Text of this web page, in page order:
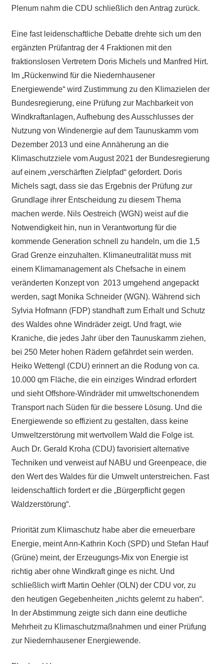
Plenum nahm die CDU schließlich den Antrag zurück.
Eine fast leidenschaftliche Debatte drehte sich um den
ergänzten Prüfantrag der 4 Fraktionen mit den
fraktionslosen Vertretern Doris Michels und Manfred Hirt.
Im „Rückenwind für die Niedernhausener
Energiewende“ wird Zustimmung zu den Klimazielen der
Bundesregierung, eine Prüfung zur Machbarkeit von
Windkraftanlagen, Aufhebung des Ausschlusses der
Nutzung von Windenergie auf dem Taunuskamm vom
Dezember 2013 und eine Annäherung an die
Klimaschutzziele vom August 2021 der Bundesregierung
auf einem „verschärften Zielpfad“ gefordert. Doris
Michels sagt, dass sie das Ergebnis der Prüfung zur
Grundlage ihrer Entscheidung zu diesem Thema
machen werde. Nils Oestreich (WGN) weist auf die
Notwendigkeit hin, nun in Verantwortung für die
kommende Generation schnell zu handeln, um die 1,5
Grad Grenze einzuhalten. Klimaneutralität muss mit
einem Klimamanagement als Chefsache in einem
veränderten Konzept von 2013 umgehend angepackt
werden, sagt Monika Schneider (WGN). Während sich
Sylvia Hofmann (FDP) standhaft zum Erhalt und Schutz
des Waldes ohne Windräder zeigt. Und fragt, wie
Kraniche, die jedes Jahr über den Taunuskamm ziehen,
bei 250 Meter hohen Rädern gefährdet sein werden.
Heiko Wettengl (CDU) erinnert an die Rodung von ca.
10.000 qm Fläche, die ein einziges Windrad erfordert
und sieht Offshore-Windräder mit umweltschonendem
Transport nach Süden für die bessere Lösung. Und die
Energiewende so effizient zu gestalten, dass keine
Umweltzerstörung mit wertvollem Wald die Folge ist.
Auch Dr. Gerald Kroha (CDU) favorisiert alternative
Techniken und verweist auf NABU und Greenpeace, die
den Wert des Waldes für die Umwelt unterstreichen. Fast
leidenschaftlich fordert er die „Bürgerpflicht gegen
Waldzerstörung“.
Priorität zum Klimaschutz habe aber die erneuerbare
Energie, meint Ann-Kathrin Koch (SPD) und Stefan Hauf
(Grüne) meint, der Erzeugungs-Mix von Energie ist
richtig aber ohne Windkraft ginge es nicht. Und
schließlich wirft Martin Oehler (OLN) der CDU vor, zu
den heutigen Gegebenheiten „nichts gelernt zu haben“.
In der Abstimmung zeigte sich dann eine deutliche
Mehrheit zu Klimaschutzmaßnahmen und einer Prüfung
zur Niedernhausener Energiewende.